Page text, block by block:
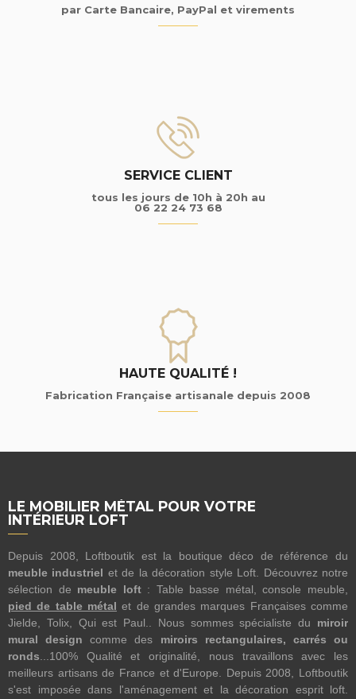
par Carte Bancaire, PayPal et virements
SERVICE CLIENT
tous les jours de 10h à 20h au
06 22 24 73 68
HAUTE QUALITÉ !
Fabrication Française artisanale depuis 2008
LE MOBILIER MÉTAL POUR VOTRE
INTÉRIEUR LOFT
Depuis 2008, Loftboutik est la boutique déco de référence du
meuble industriel et de la décoration style Loft. Découvrez notre
sélection de meuble loft: Table basse métal, console meuble,
pied de table métal et de grandes marques Françaises comme
Jielde, Tolix, Qui est Paul.. Nous sommes spécialiste du miroir
mural design comme des miroirs rectangulaires, carrés ou
ronds...100% Qualité et originalité, nous travaillons avec les
meilleurs artisans de France et d'Europe. Depuis 2008, Loftboutik
s'est imposée dans l'aménagement et la décoration esprit loft.